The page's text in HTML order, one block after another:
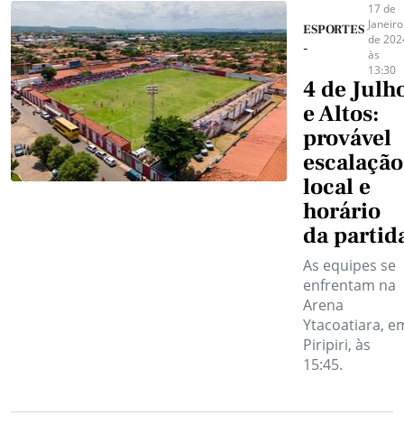
ESPORTES
-
17 de
Janeiro
de
às
13:30
4 de
e Altos:
provável
local e
horário
da
As equipes se
enfrentam na
Arena
Ytacoatiara,
Piripiri, às
15:45.